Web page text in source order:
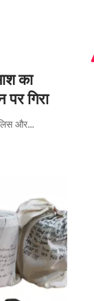
का
गिरा
और…